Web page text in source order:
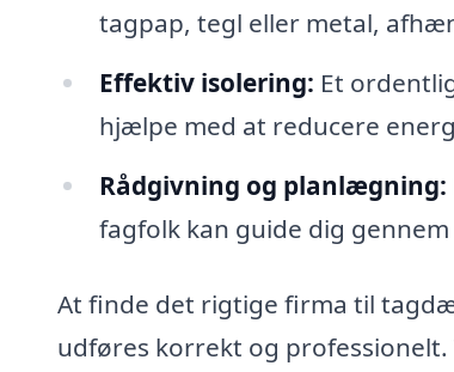
tagpap, tegl eller metal,
Effektiv isolering: Et
hjælpe med at reducere
Rådgivning og planlægning:
fagfolk kan guide dig
At finde det rigtige firma til
udføres korrekt og